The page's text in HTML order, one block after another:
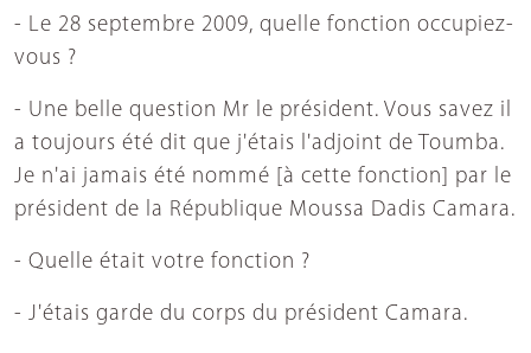
- Le 28 septembre 2009, quelle fonction occupiez-
vous ?
- Une belle question Mr le président. Vous savez il
a toujours été dit que j'étais l'adjoint de Toumba.
Je n'ai jamais été nommé [à cette fonction] par le
président de la République Moussa Dadis Camara.
- Quelle était votre fonction ?
- J'étais garde du corps du président Camara.